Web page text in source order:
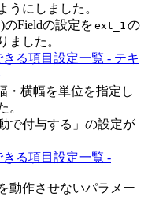
うにしました。
Fieldの設定をext_1 の
ました。
る項目設定一覧 - テキ
・横幅を単位を指定し
。
で付与する」の設定が
る項目設定一覧 -
動作させないパラメー